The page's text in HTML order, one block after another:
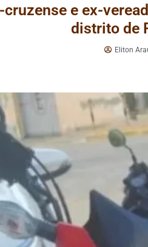
e ex-
distrito de
Eliton